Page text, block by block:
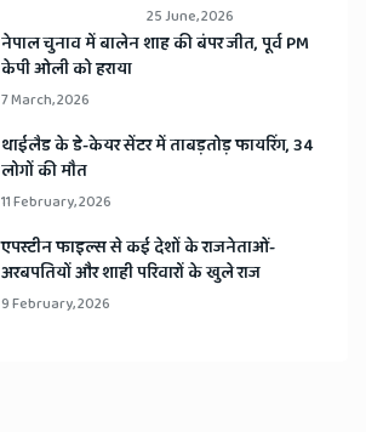
25 June, 2026
​नेपाल चुनाव में बालेन शाह की बंपर जीत, पूर्व PM
केपी ओली को हराया
7 March, 2026
​थाईलैड के डे-केयर सेंटर में ताबड़तोड़ फायरिंग, 34
लोगों की मौत
11 February, 2026
​एपस्टीन फाइल्स से कई देशों के राजनेताओं-
अरबपतियों और शाही परिवारों के खुले राज
9 February, 2026